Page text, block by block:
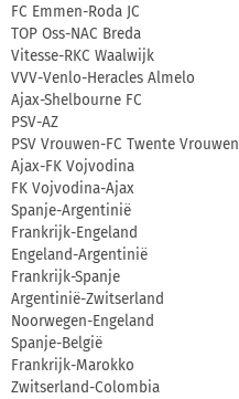
FC Emmen-Roda JC
TOP Oss-NAC Breda
Vitesse-RKC Waalwijk
VVV-Venlo-Heracles Almelo
Ajax-Shelbourne FC
PSV-AZ
PSV Vrouwen-FC Twente Vrouwen
Ajax-FK Vojvodina
FK Vojvodina-Ajax
Spanje-Argentinië
Frankrijk-Engeland
Engeland-Argentinië
Frankrijk-Spanje
Argentinië-Zwitserland
Noorwegen-Engeland
Spanje-België
Frankrijk-Marokko
Zwitserland-Colombia